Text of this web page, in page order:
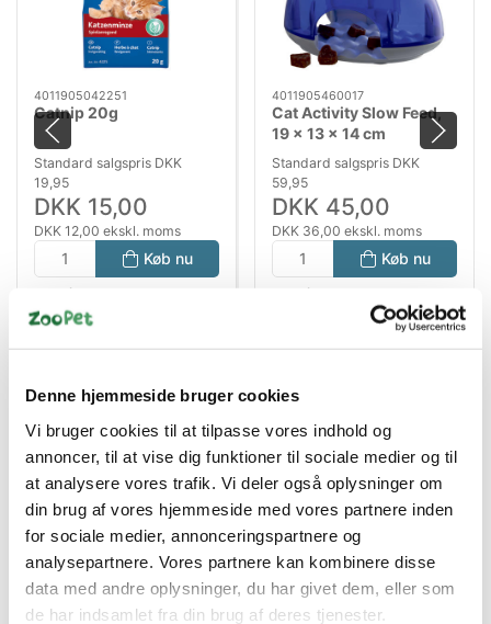
Denne hjemmeside bruger cookies
Vi bruger cookies til at tilpasse vores indhold og
annoncer, til at vise dig funktioner til sociale medier og til
at analysere vores trafik. Vi deler også oplysninger om
din brug af vores hjemmeside med vores partnere inden
for sociale medier, annonceringspartnere og
analysepartnere. Vores partnere kan kombinere disse
data med andre oplysninger, du har givet dem, eller som
de har indsamlet fra din brug af deres tjenester.
4011905042251
Catnip 20g
Standard salgspris DKK
19,95
DKK 15,00
DKK 12,00 ekskl. moms
Køb nu
4011905460017
Cat Activity Slow Feed,
19 × 13 × 14 cm
Standard salgspris DKK
59,95
DKK 45,00
DKK 36,00 ekskl. moms
Køb nu
Bestsælgende varer i Killingeudstyr